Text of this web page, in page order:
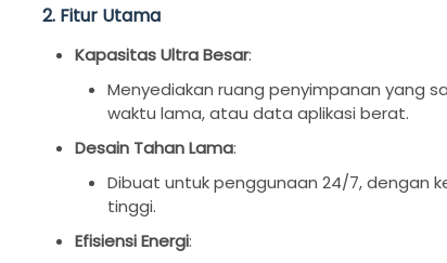
2. Fitur Utama
Kapasitas Ultra Besar:
Menyediakan ruang penyimpanan yang
waktu lama, atau data aplikasi berat.
Desain Tahan Lama:
Dibuat untuk penggunaan 24/7, dengan
tinggi.
Efisiensi Energi: